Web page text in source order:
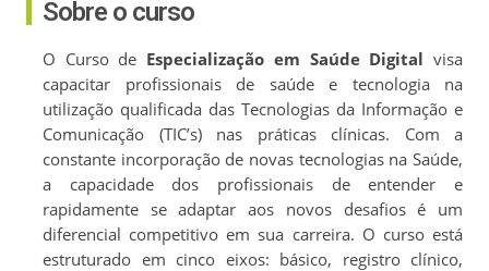
Sobre o curso
O Curso de Especialização em Saúde Digital visa
capacitar profissionais de saúde e tecnologia na
utilização qualificada das Tecnologias da Informação e
Comunicação (TIC’s) nas práticas clínicas. Com a
constante incorporação de novas tecnologias na Saúde,
a capacidade dos profissionais de entender e
rapidamente se adaptar aos novos desafios é um
diferencial competitivo em sua carreira. O curso está
estruturado em cinco eixos: básico, registro clínico,